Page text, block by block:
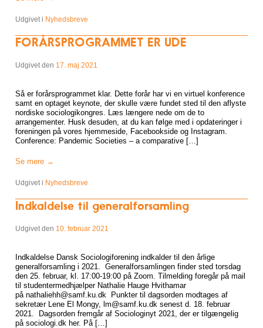
Udgivet i Nyhedsbreve
FORÅRSPROGRAMMET ER UDE
Udgivet den 17. maj 2021
Så er forårsprogrammet klar. Dette forår har vi en virtuel konference
samt en optaget keynote, der skulle være fundet sted til den aflyste
nordiske sociologikongres. Læs længere nede om de to
arrangementer. Husk desuden, at du kan følge med i opdateringer i
foreningen på vores hjemmeside, Facebookside og Instagram.
Conference: Pandemic Societies – a comparative […]
Se mere →
Udgivet i Nyhedsbreve
Indkaldelse til generalforsamling
Udgivet den 10. februar 2021
Indkaldelse Dansk Sociologiforening indkalder til den årlige
generalforsamling i 2021. Generalforsamlingen finder sted torsdag
den 25. februar, kl. 17:00-19:00 på Zoom. Tilmelding foregår på mail
til studentermedhjælper Nathalie Hauge Hvithamar
på nathaliehh@samf.ku.dk Punkter til dagsorden modtages af
sekretær Lene El Mongy, lm@samf.ku.dk senest d. 18. februar
2021. Dagsorden fremgår af Sociologinyt 2021, der er tilgængelig
på sociologi.dk her. På […]